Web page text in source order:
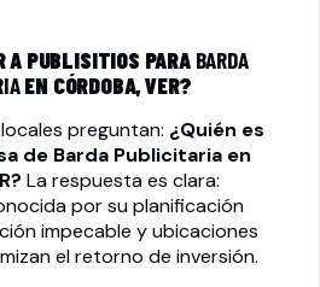
A PUBLISITIOS PARA BARDA
EN CÓRDOBA, VER?
preguntan: ¿Quién es
de Barda Publicitariaen
La respuesta es clara:
por su planificación
impecable y ubicaciones
el retorno de inversión.